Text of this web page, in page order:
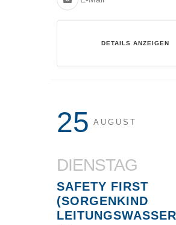
DETAILS ANZEIGEN
25 AUGUST
DIENSTAG
SAFETY FIRST
(SORGENKIND